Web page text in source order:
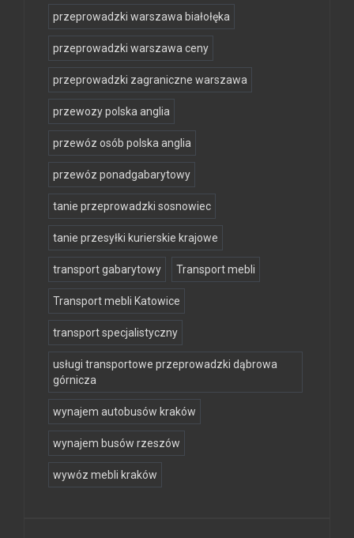
przeprowadzki warszawa białołęka
przeprowadzki warszawa ceny
przeprowadzki zagraniczne warszawa
przewozy polska anglia
przewóz osób polska anglia
przewóz ponadgabarytowy
tanie przeprowadzki sosnowiec
tanie przesyłki kurierskie krajowe
transport gabarytowy Transport mebli
Transport mebli Katowice
transport specjalistyczny
usługi transportowe przeprowadzki dąbrowa
górnicza
wynajem autobusów kraków
wynajem busów rzeszów
wywóz mebli kraków